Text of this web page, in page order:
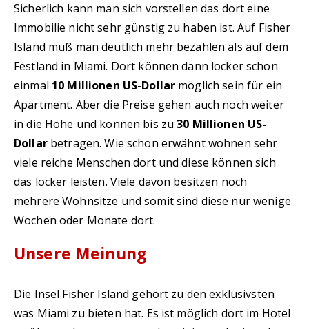
Sicherlich kann man sich vorstellen das dort eine
Immobilie nicht sehr günstig zu haben ist. Auf Fisher
Island muß man deutlich mehr bezahlen als auf dem
Festland in Miami. Dort können dann locker schon
einmal 10 Millionen US-Dollar möglich sein für ein
Apartment. Aber die Preise gehen auch noch weiter
in die Höhe und können bis zu30 Millionen US-
Dollarbetragen. Wie schon erwähnt wohnen sehr
viele reiche Menschen dort und diese können sich
das locker leisten. Viele davon besitzen noch
mehrere Wohnsitze und somit sind diese nur wenige
Wochen oder Monate dort.
Unsere Meinung
Die Insel Fisher Island gehört zu den exklusivsten
was Miami zu bieten hat. Es ist möglich dort im Hotel